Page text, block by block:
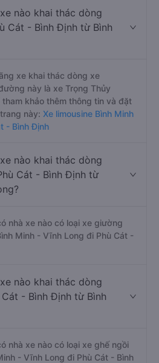
nào khai thác dòng
Cát - Bình Định từ Bình
xe khai thác dòng xe
này là xe Trọng Thủy
khảo thêm thông tin và đặt
này: Xe limousine Bình Minh
- Bình Định
nào khai thác dòng
Cát - Bình Định từ
nhà xe nào có loại xe giường
Minh - Vĩnh Long đi Phù Cát -
nào khai thác dòng
- Bình Định từ Bình
nhà xe nào có loại xe ghế ngồi
- Vĩnh Long đi Phù Cát - Bình